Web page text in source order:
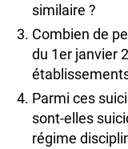
similaire ?
Combien de
du 1er janvier
Parmi ces
sont-elles
régime